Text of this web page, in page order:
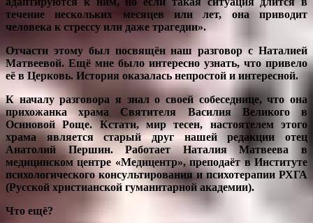
течение нескольких месяцев или лет, она приводит
человека к стрессу или даже трагедии».
Отчасти этому был посвящён наш разговор с Наталией
Матвеевой. Ещё мне было интересно узнать, что привело
её в Церковь. История оказалась непростой и интересной.
К началу разговора я знал о своей собеседнице, что она
прихожанка храма Святителя Василия Великого в
Осиновой Роще. Кстати, мир тесен, настоятелем этого
храма является старый друг нашей редакции отец
Анатолий Першин. Работает Наталия Матвеева в
медицинском центре «Медицентр», преподаёт в Институте
психологического консультирования и психотерапии РХГА
(Русской христианской гуманитарной академии).
Что ещё?